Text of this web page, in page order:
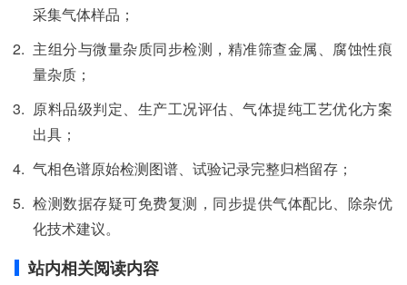
采集气体样品；
主组分与微量杂质同步检测，精准筛查金属、腐蚀性痕
量杂质；
原料品级判定、生产工况评估、气体提纯工艺优化方案
出具；
气相色谱原始检测图谱、试验记录完整归档留存；
检测数据存疑可免费复测，同步提供气体配比、除杂优
化技术建议。
站内相关阅读内容